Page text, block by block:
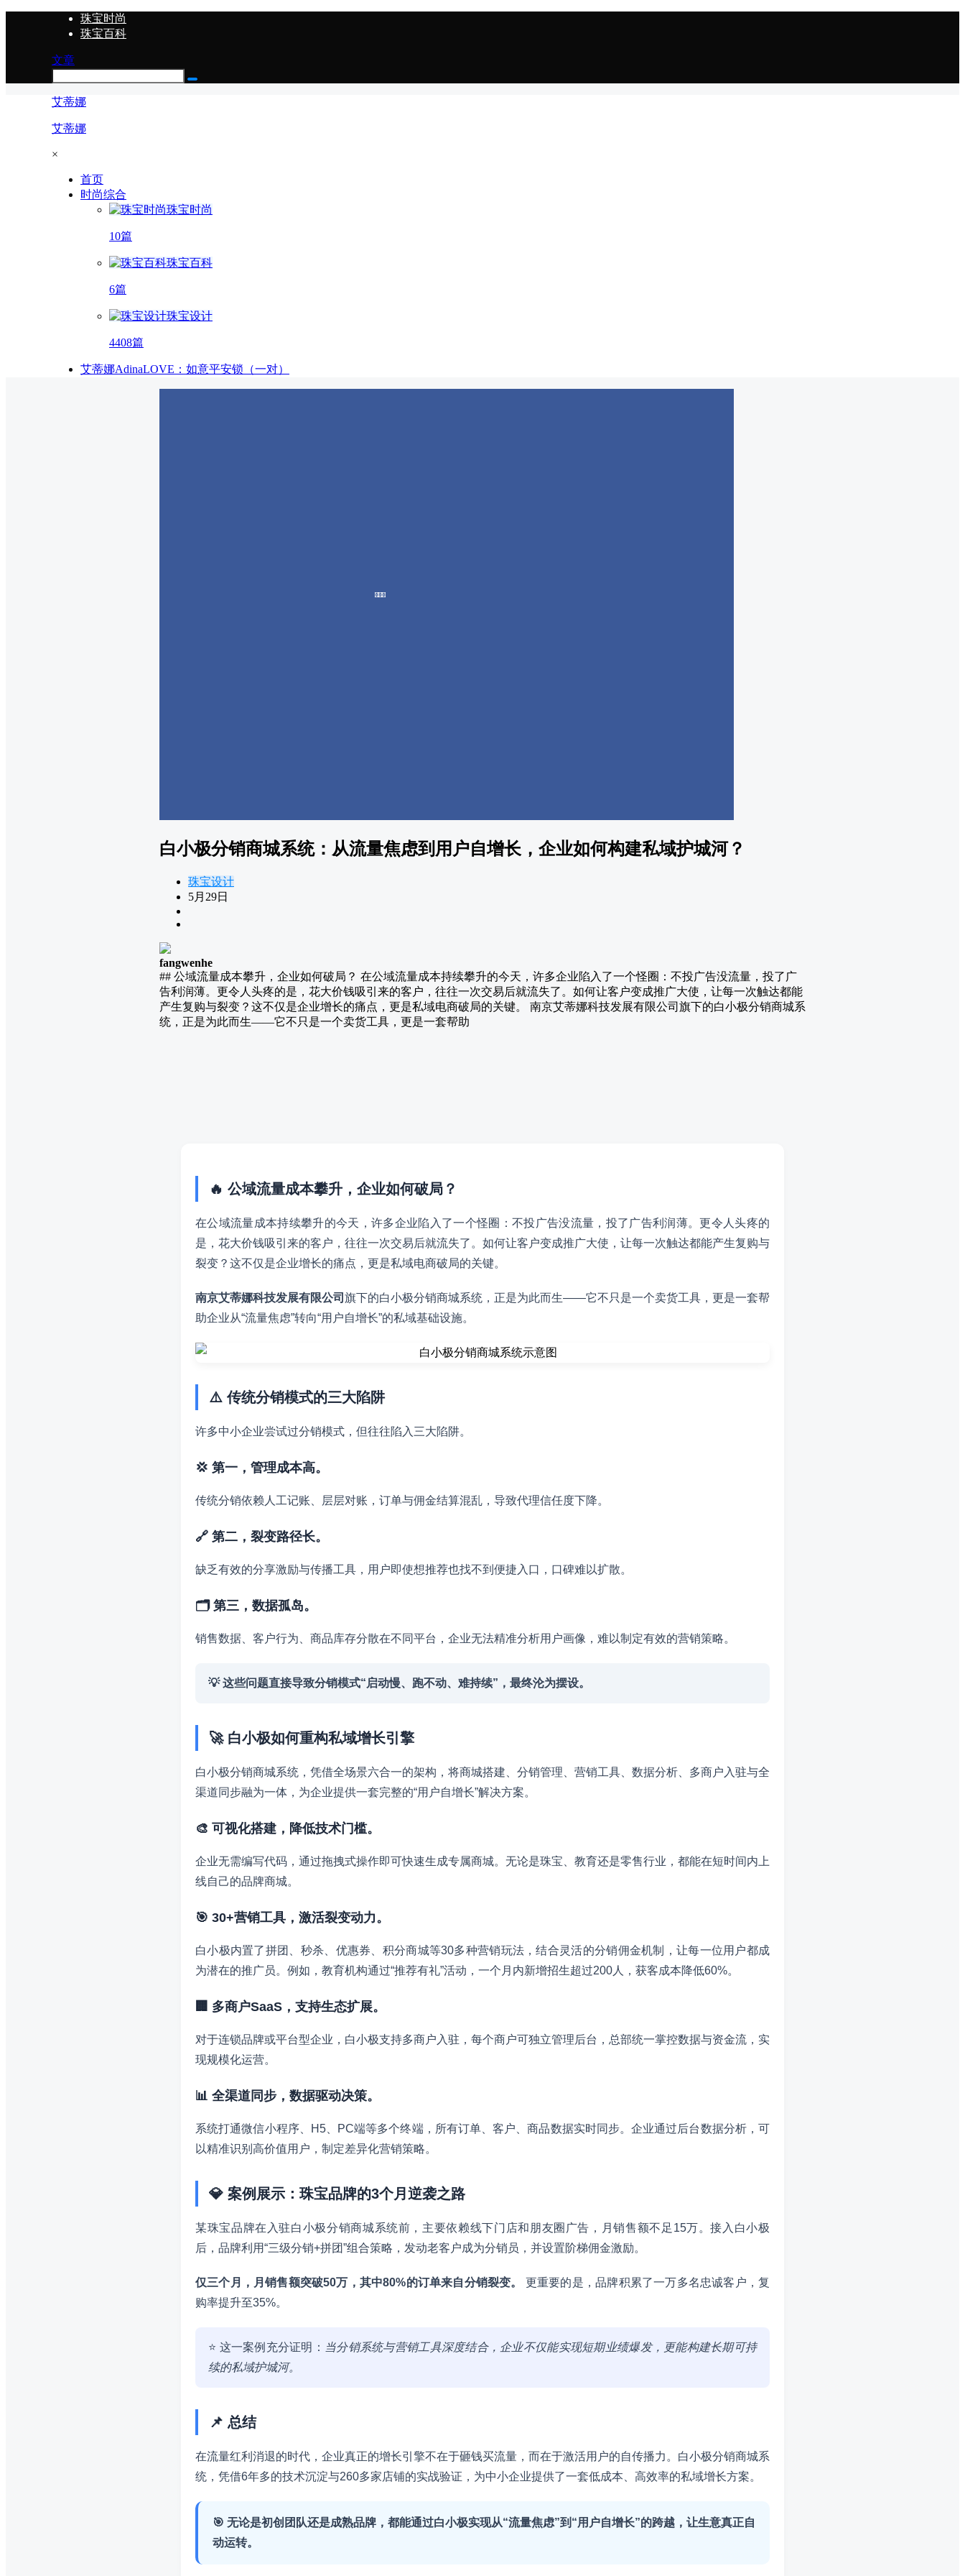
珠宝时尚
珠宝百科
文章
艾蒂娜
艾蒂娜
×
首页
时尚综合
珠宝时尚
10篇
珠宝百科
6篇
珠宝设计
4408篇
艾蒂娜AdinaLOVE：如意平安锁（一对）
白小极分销商城系统：从流量焦虑到用户自增长，企业如何构建私域护城河？
珠宝设计
5月29日
fangwenhe
## 公域流量成本攀升，企业如何破局？ 在公域流量成本持续攀升的今天，许多企业陷入了一个怪圈：不投广告没流量，投了广
告利润薄。更令人头疼的是，花大价钱吸引来的客户，往往一次交易后就流失了。如何让客户变成推广大使，让每一次触达都能
产生复购与裂变？这不仅是企业增长的痛点，更是私域电商破局的关键。 南京艾蒂娜科技发展有限公司旗下的白小极分销商城系
统，正是为此而生——它不只是一个卖货工具，更是一套帮助
🔥 公域流量成本攀升，企业如何破局？
在公域流量成本持续攀升的今天，许多企业陷入了一个怪圈：不投广告没流量，投了广告利润薄。更令人头疼的
是，花大价钱吸引来的客户，往往一次交易后就流失了。如何让客户变成推广大使，让每一次触达都能产生复购与
裂变？这不仅是企业增长的痛点，更是私域电商破局的关键。
南京艾蒂娜科技发展有限公司 旗下的白小极分销商城系统，正是为此而生——它不只是一个卖货工具，更是一套帮
助企业从“流量焦虑”转向“用户自增长”的私域基础设施。
⚠️ 传统分销模式的三大陷阱
许多中小企业尝试过分销模式，但往往陷入三大陷阱。
💢 第一，管理成本高。
传统分销依赖人工记账、层层对账，订单与佣金结算混乱，导致代理信任度下降。
🔗 第二，裂变路径长。
缺乏有效的分享激励与传播工具，用户即使想推荐也找不到便捷入口，口碑难以扩散。
🗂️ 第三，数据孤岛。
销售数据、客户行为、商品库存分散在不同平台，企业无法精准分析用户画像，难以制定有效的营销策略。
💡 这些问题直接导致分销模式“启动慢、跑不动、难持续”，最终沦为摆设。
🚀 白小极如何重构私域增长引擎
白小极分销商城系统，凭借全场景六合一的架构，将商城搭建、分销管理、营销工具、数据分析、多商户入驻与全
渠道同步融为一体，为企业提供一套完整的“用户自增长”解决方案。
🎨 可视化搭建，降低技术门槛。
企业无需编写代码，通过拖拽式操作即可快速生成专属商城。无论是珠宝、教育还是零售行业，都能在短时间内上
线自己的品牌商城。
🎯 30+营销工具，激活裂变动力。
白小极内置了拼团、秒杀、优惠券、积分商城等30多种营销玩法，结合灵活的分销佣金机制，让每一位用户都成
为潜在的推广员。例如，教育机构通过“推荐有礼”活动，一个月内新增招生超过200人，获客成本降低60%。
🏢 多商户SaaS，支持生态扩展。
对于连锁品牌或平台型企业，白小极支持多商户入驻，每个商户可独立管理后台，总部统一掌控数据与资金流，实
现规模化运营。
📊 全渠道同步，数据驱动决策。
系统打通微信小程序、H5、PC端等多个终端，所有订单、客户、商品数据实时同步。企业通过后台数据分析，可
以精准识别高价值用户，制定差异化营销策略。
💎 案例展示：珠宝品牌的3个月逆袭之路
某珠宝品牌在入驻白小极分销商城系统前，主要依赖线下门店和朋友圈广告，月销售额不足15万。接入白小极
后，品牌利用“三级分销+拼团”组合策略，发动老客户成为分销员，并设置阶梯佣金激励。
仅三个月，月销售额突破50万，其中80%的订单来自分销裂变。
更重要的是，品牌积累了一万多名忠诚客户，复
购率提升至35%。
⭐ 这一案例充分证明： 当分销系统与营销工具深度结合，企业不仅能实现短期业绩爆发，更能构建长期可持
续的私域护城河。
📌 总结
在流量红利消退的时代，企业真正的增长引擎不在于砸钱买流量，而在于激活用户的自传播力。白小极分销商城系
统，凭借6年多的技术沉淀与260多家店铺的实战验证，为中小企业提供了一套低成本、高效率的私域增长方案。
🎯 无论是初创团队还是成熟品牌，都能通过白小极实现从“流量焦虑”到“用户自增长”的跨越，让生意真正自
动运转。